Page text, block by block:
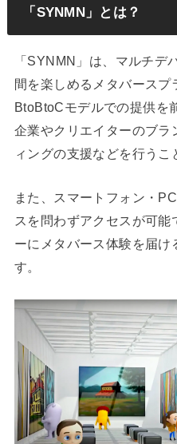
「SYNMN」とは？
「SYNMN」は、マルチデ
間を楽しめるメタバースプ
BtoBtoCモデルでの提供を
企業やクリエイターのブラ
ィングの支援などを行うこ
また、スマートフォン・
スを問わずアクセスが可
ーにメタバース体験を届け
す。